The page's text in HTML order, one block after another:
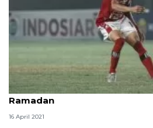
Kapten Bali United
Ramadan
16 April 2021